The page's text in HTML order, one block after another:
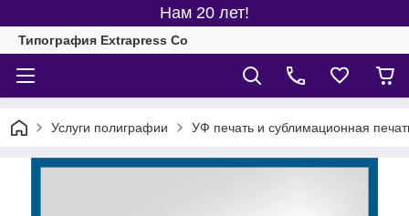
Нам 20 лет!
Типография Extrapress Co
Услуги полиграфии УФ печать и сублимационная